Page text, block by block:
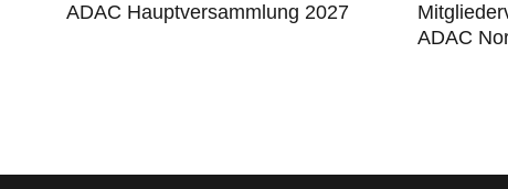
ADAC Hauptversammlung 2027
ADAC